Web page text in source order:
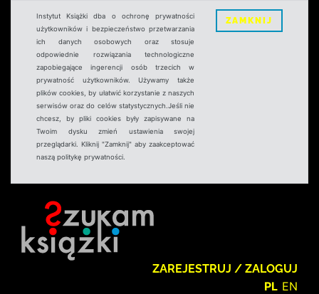
Instytut Książki dba o ochronę prywatności
użytkowników i bezpieczeństwo przetwarzania
ich danych osobowych oraz stosuje
odpowiednie rozwiązania technologiczne
zapobiegające ingerencji osób trzecich w
prywatność użytkowników. Używamy także
plików cookies, by ułatwić korzystanie z naszych
serwisów oraz do celów statystycznych.Jeśli nie
chcesz, by pliki cookies były zapisywane na
Twoim dysku zmień ustawienia swojej
przeglądarki. Kliknij "Zamknij" aby zaakceptować
naszą politykę prywatności.
ZAMKNIJ
ZAREJESTRUJ / ZALOGUJ
PL EN